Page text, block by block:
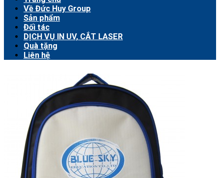
Về Đức Huy Group
Sản phẩm
Đối tác
DỊCH VỤ IN UV, CẮT LASER
Quà tặng
Liên hệ